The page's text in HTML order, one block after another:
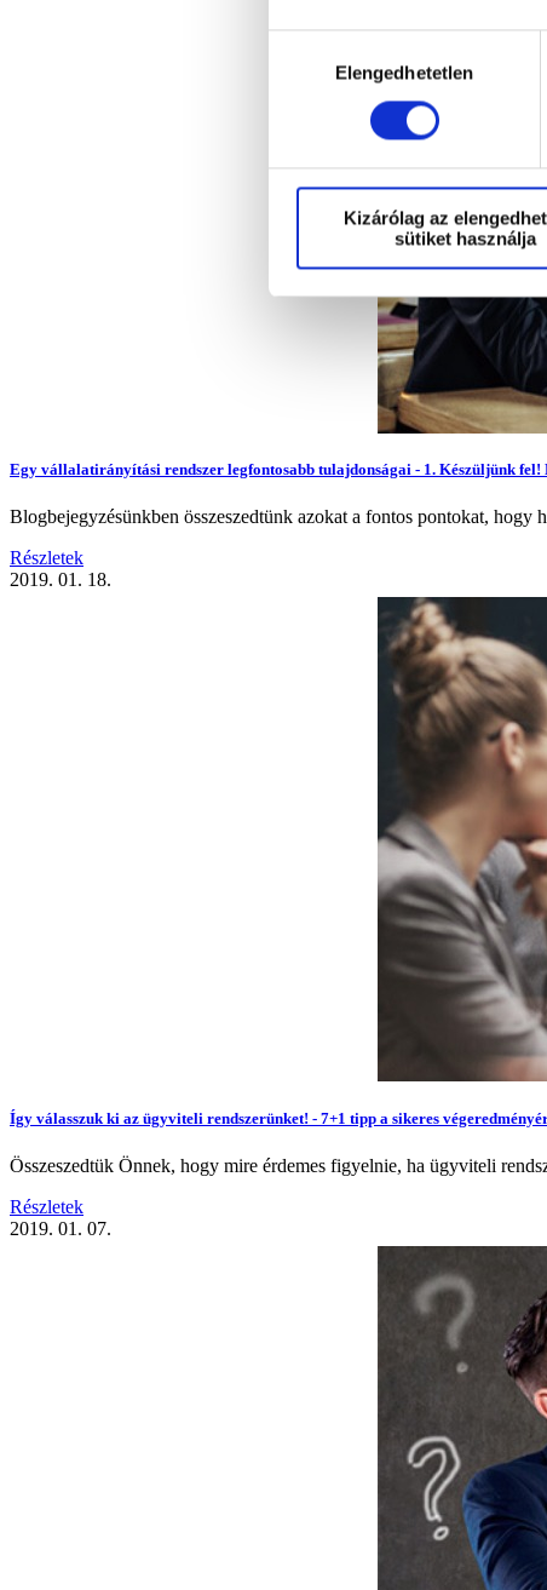
kiválasztásaElengedhetetlen
Kizárólag az
sütiket használja
Egy vállalatirányítási rendszer legfontosabb tulajdonságai - 1. Készüljünk
Blogbejegyzésünkben összeszedtünk azokat a fontos pontokat,
Részletek
2019. 01. 18.
Így válasszuk ki az ügyviteli rendszerünket! - 7+1 tipp a sikeres
Összeszedtük Önnek, hogy mire érdemes figyelnie, ha ügyviteli
Részletek
2019. 01. 07.